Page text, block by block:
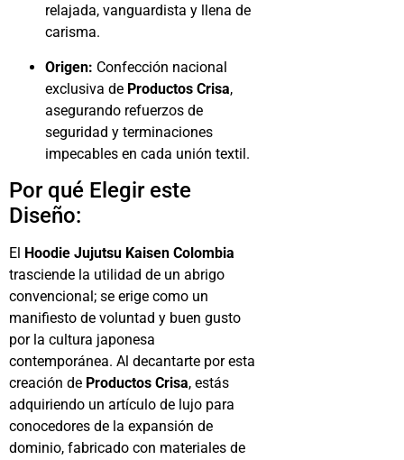
relajada, vanguardista y llena de
carisma.
Origen: Confección nacional
exclusiva de Productos Crisa,
asegurando refuerzos de
seguridad y terminaciones
impecables en cada unión textil.
Por qué Elegir este
Diseño:
El Hoodie Jujutsu Kaisen Colombia
trasciende la utilidad de un abrigo
convencional; se erige como un
manifiesto de voluntad y buen gusto
por la cultura japonesa
contemporánea. Al decantarte por esta
creación de Productos Crisa, estás
adquiriendo un artículo de lujo para
conocedores de la expansión de
dominio, fabricado con materiales de